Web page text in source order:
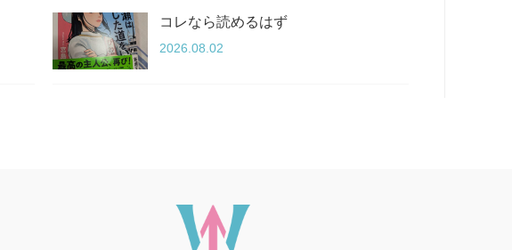
コレなら読めるはず
2026.08.02